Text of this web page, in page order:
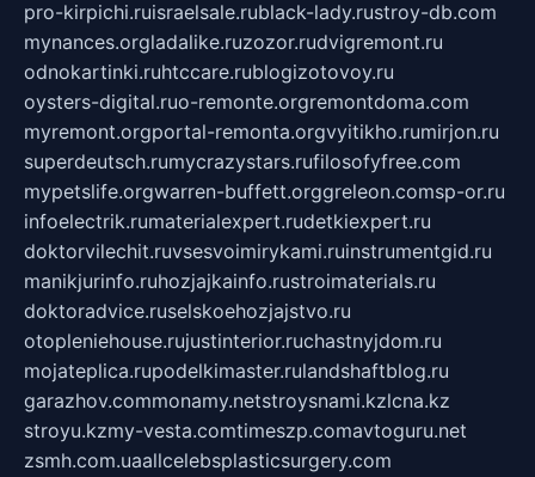
pro-kirpichi.ruisraelsale.rublack-lady.rustroy-db.com
mynances.orgladalike.ruzozor.rudvigremont.ru
odnokartinki.ruhtccare.rublogizotovoy.ru
oysters-digital.ruo-remonte.orgremontdoma.com
myremont.orgportal-remonta.orgvyitikho.rumirjon.ru
superdeutsch.rumycrazystars.rufilosofyfree.com
mypetslife.orgwarren-buffett.orggreleon.comsp-or.ru
infoelectrik.rumaterialexpert.rudetkiexpert.ru
doktorvilechit.ruvsesvoimirykami.ruinstrumentgid.ru
manikjurinfo.ruhozjajkainfo.rustroimaterials.ru
doktoradvice.ruselskoehozjajstvo.ru
otopleniehouse.rujustinterior.ruchastnyjdom.ru
mojateplica.rupodelkimaster.rulandshaftblog.ru
garazhov.commonamy.netstroysnami.kzlcna.kz
stroyu.kzmy-vesta.comtimeszp.comavtoguru.net
zsmh.com.uaallcelebsplasticsurgery.com